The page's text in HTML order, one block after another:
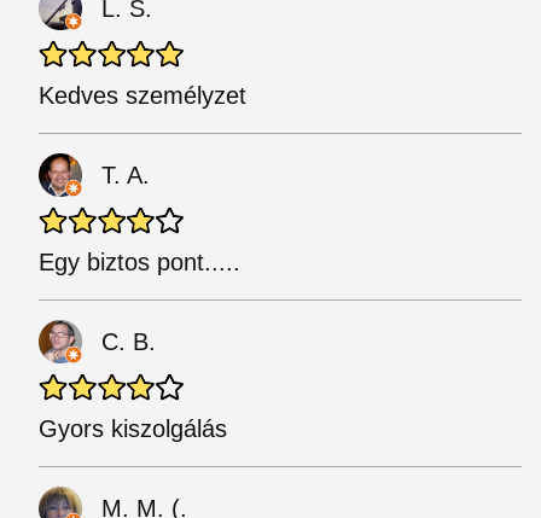
L. S.
Kedves személyzet
T. A.
Egy biztos pont.....
C. B.
Gyors kiszolgálás
M. M. (.